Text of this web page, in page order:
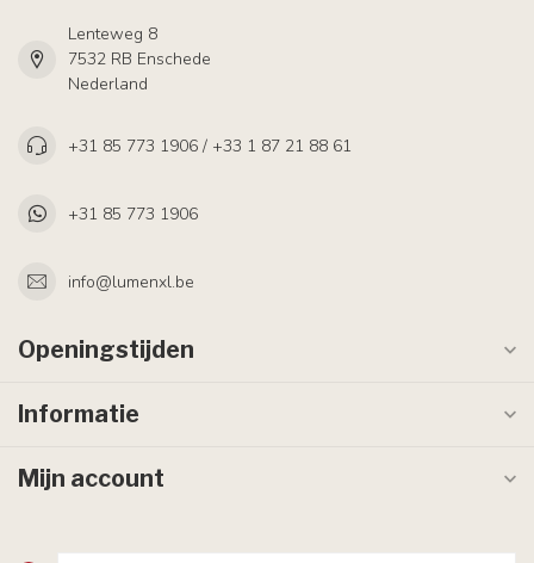
Lenteweg 8
7532 RB Enschede
Nederland
+31 85 773 1906 / +33 1 87 21 88 61
+31 85 773 1906
info@lumenxl.be
Openingstijden
Informatie
Mijn account